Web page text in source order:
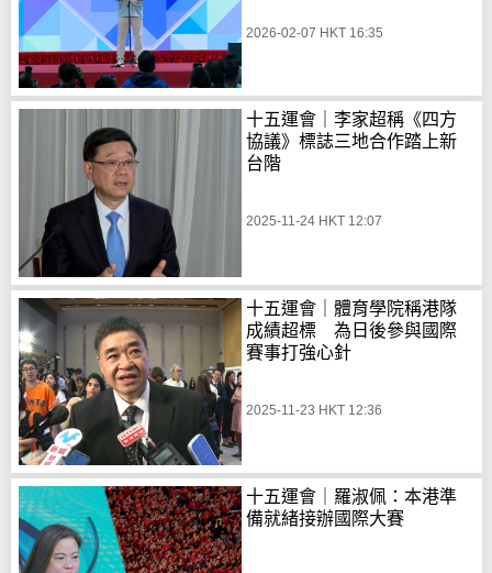
2026-02-07 HKT 16:35
十五運會｜李家超稱《四方
協議》標誌三地合作踏上新
台階
2025-11-24 HKT 12:07
十五運會｜體育學院稱港隊
成績超標 為日後參與國際
賽事打強心針
2025-11-23 HKT 12:36
十五運會｜羅淑佩：本港準
備就緒接辦國際大賽